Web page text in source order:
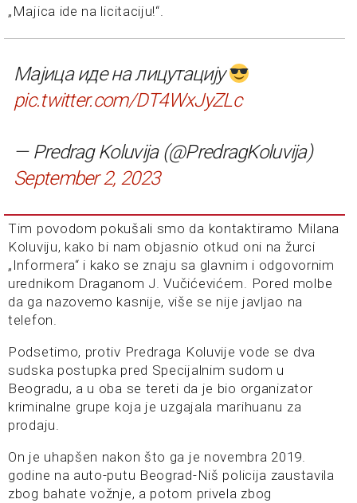
„Majica ide na licitaciju!“.
Мајица иде на лицутацију
pic.twitter.com/DT4WxJyZLc
— Predrag Koluvija (@PredragKoluvija)
September 2, 2023
Tim povodom pokušali smo da kontaktiramo Milana
Koluviju, kako bi nam objasnio otkud oni na žurci
„Informera“ i kako se znaju sa glavnim i odgovornim
urednikom Draganom J. Vučićevićem. Pored molbe
da ga nazovemo kasnije, više se nije javljao na
telefon.
Podsetimo, protiv Predraga Koluvije vode se dva
sudska postupka pred Specijalnim sudom u
Beogradu, a u oba se tereti da je bio organizator
kriminalne grupe koja je uzgajala marihuanu za
prodaju.
On je uhapšen nakon što ga je novembra 2019.
godine na auto-putu Beograd-Niš policija zaustavila
zbog bahate vožnje, a potom privela zbog